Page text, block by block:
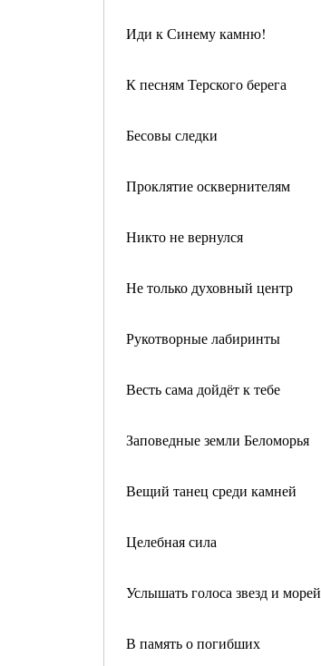
Иди к Синему камню!
К песням Терского берега
Бесовы следки
Проклятие осквернителям
Никто не вернулся
Не только духовный центр
Рукотворные лабиринты
Весть сама дойдёт к тебе
Заповедные земли Беломорья
Вещий танец среди камней
Целебная сила
Услышать голоса звезд и морей
В память о погибших